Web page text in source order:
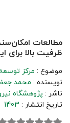
مطالعات
ظرفیت بالا برای
موضوع : مرکز
نویسنده : محمد
ناشر : پژوهشگاه
تاریخ انتشار : 1403